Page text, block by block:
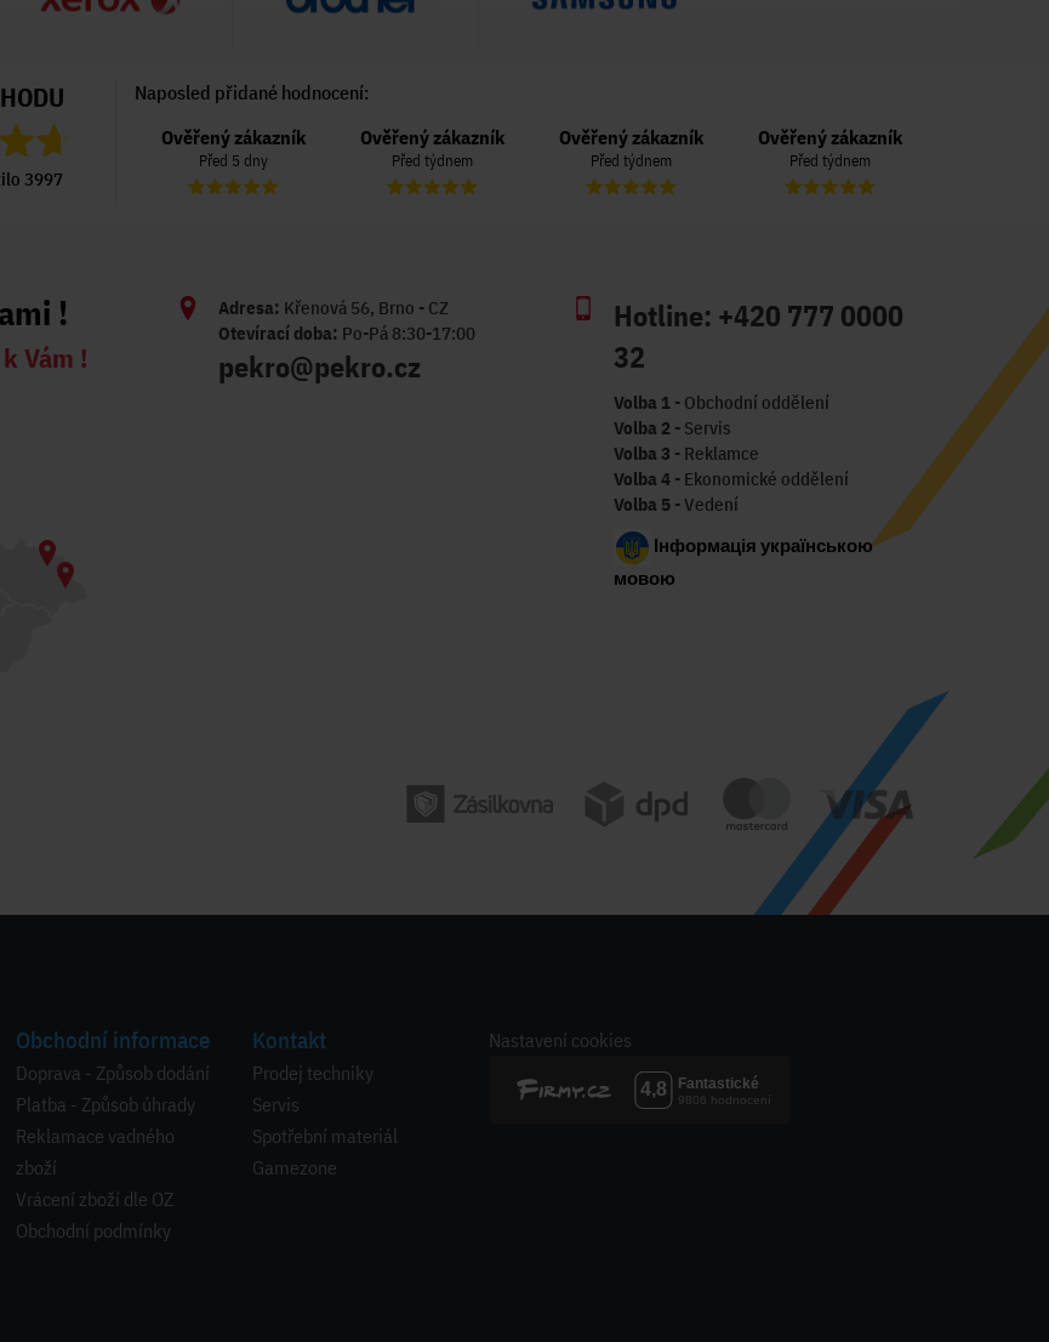
3997
Naposled přidané hodnocení:
zákazník
Před 5 dny
Ověřený zákazník
Před 5 dny
Ověřený zákazník
Před týdnem
Ověřený zákazník
Před týdnem
Ověřený zákazník
Před týdnem
!
Vám !
Adresa: Křenová 56, Brno - CZ
Otevírací doba: Po-Pá 8:30-17:00
pekro@pekro.cz
Hotline: +420 777 0000
32
Volba 1 - Obchodní oddělení
Volba 2 - Servis
Volba 3 - Reklamce
Volba 4 - Ekonomické oddělení
Volba 5 - Vedení
Інформація українською
мовою
Obchodní informace
Doprava - Způsob dodání
Platba - Způsob úhrady
Reklamace vadného
zboží
Vrácení zboží dle OZ
Obchodní podmínky
Kontakt
Prodej techniky
Servis
Spotřební materiál
Gamezone
Nastavení cookies